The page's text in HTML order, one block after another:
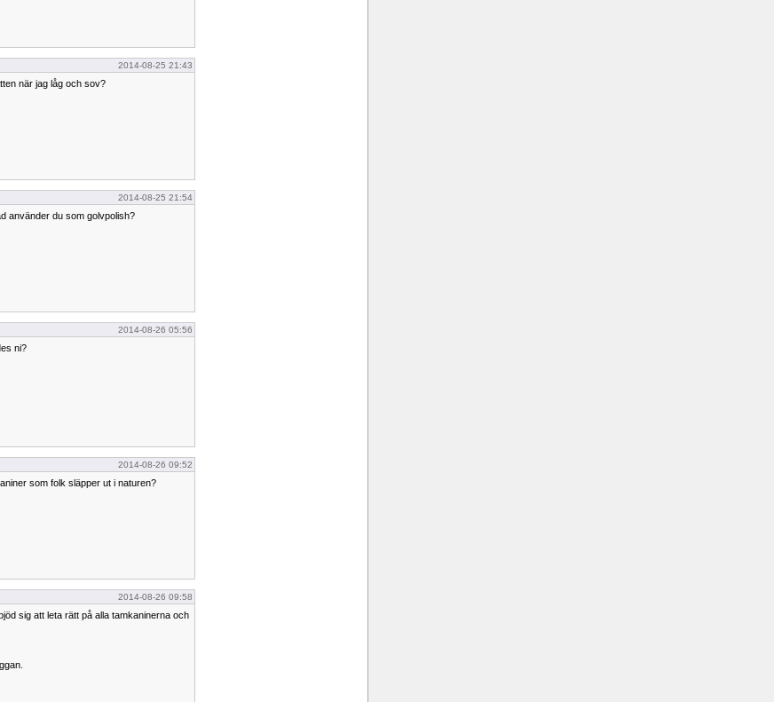
2014-08-25 21:43
när jag låg och sov?
2014-08-25 21:54
använder du som golvpolish?
2014-08-26 05:56
ni?
2014-08-26 09:52
som folk släpper ut i naturen?
2014-08-26 09:58
sig att leta rätt på alla tamkaninerna och